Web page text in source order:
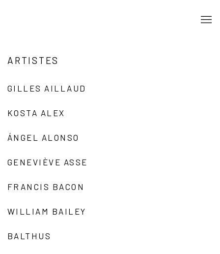
ARTISTES
GILLES AILLAUD
KOSTA ALEX
ÁNGEL ALONSO
GENEVIÈVE ASSE
FRANCIS BACON
WILLIAM BAILEY
BALTHUS